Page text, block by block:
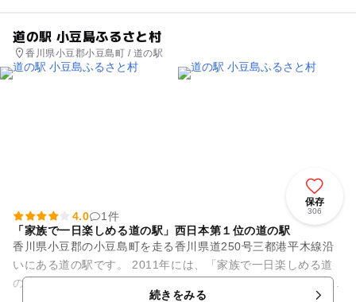
道の駅 小豆島ふるさと村
香川県小豆郡小豆島町 / 道の駅
保存
306
4.0
1件
「家族で一日楽しめる道の駅」西日本第１位の道の駅
香川県小豆郡の小豆島町を走る香川県道250号三都港平木線沿
いにある道の駅です。 2011年には、「家族で一日楽しめる道
の駅」において、西日本エリア第１位に選ばれました。 広々...
続きをみる